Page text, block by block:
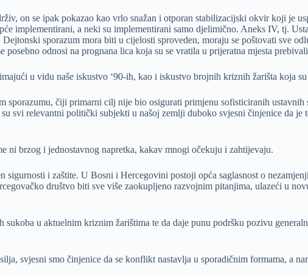
on se ipak pokazao kao vrlo snažan i otporan stabilizacijski okvir koji je
implementirani, a neki su implementirani samo djelimično. Aneks IV, tj.
sporazum mora biti u cijelosti sproveden, moraju se poštovati sve
odnosi na prognana lica koja su se vratila u prijeratna mjesta
u vidu naše iskustvo ‘90-ih, kao i iskustvo brojnih kriznih žarišta koja
čiji primarni cilj nije bio osigurati primjenu sofisticiranih ustavnih
svi relevantni politički subjekti u našoj zemlji duboko svjesni činjenice da je
ni brzog i jednostavnog napretka, kakav mnogi očekuju i zahtijevaju.
i zaštite. U Bosni i Hercegovini postoji opća saglasnost o
društvo biti sve više zaokupljeno razvojnim pitanjima, ulazeći u
u aktuelnim kriznim žarištima te da daje punu podršku pozivu
svjesni smo činjenice da se konflikt nastavlja u sporadičnim formama, a